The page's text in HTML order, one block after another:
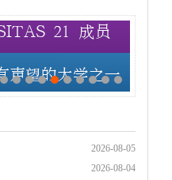
2026-08-05
2026-08-04